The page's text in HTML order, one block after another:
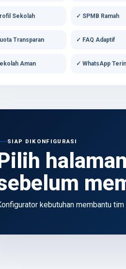
Sekolah ✓ SPMB Ramah
Transparan ✓ FAQ Adaptif
Aman ✓ WhatsApp
SIAP DIKONFIGURASI
kebutuhan membantu